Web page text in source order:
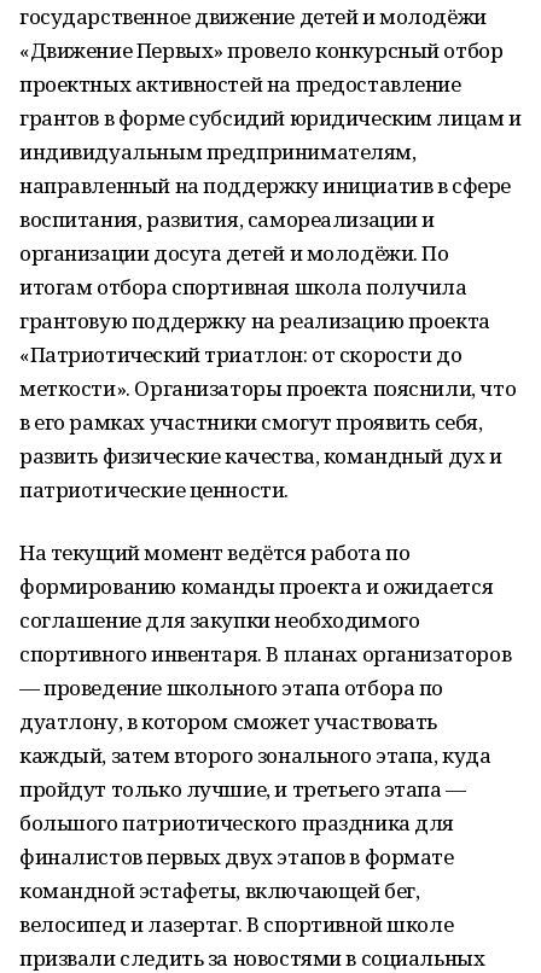
государственное движение детей и молодёжи
«Движение Первых» провело конкурсный отбор
проектных активностей на предоставление
грантов в форме субсидий юридическим лицам и
индивидуальным предпринимателям,
направленный на поддержку инициатив в сфере
воспитания, развития, самореализации и
организации досуга детей и молодёжи. По
итогам отбора спортивная школа получила
грантовую поддержку на реализацию проекта
«Патриотический триатлон: от скорости до
меткости». Организаторы проекта пояснили, что
в его рамках участники смогут проявить себя,
развить физические качества, командный дух и
патриотические ценности.
На текущий момент ведётся работа по
формированию команды проекта и ожидается
соглашение для закупки необходимого
спортивного инвентаря. В планах организаторов
— проведение школьного этапа отбора по
дуатлону, в котором сможет участвовать
каждый, затем второго зонального этапа, куда
пройдут только лучшие, и третьего этапа —
большого патриотического праздника для
финалистов первых двух этапов в формате
командной эстафеты, включающей бег,
велосипед и лазертаг. В спортивной школе
призвали следить за новостями в социальных